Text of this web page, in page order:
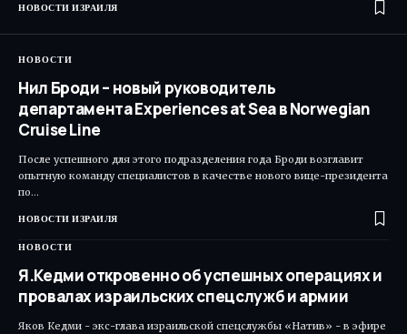
НОВОСТИ ИЗРАИЛЯ
НОВОСТИ
Нил Броди – новый руководитель
департамента Experiences at Sea в Norwegian
Cruise Line
После успешного для этого подразделения года Броди возглавит
опытную команду специалистов в качестве нового вице-президента
по…
НОВОСТИ ИЗРАИЛЯ
НОВОСТИ
Я.Кедми откровенно об успешных операциях и
провалах израильских спецслужб и армии
Яков Кедми - экс-глава израильской спецслужбы «Натив» - в эфире